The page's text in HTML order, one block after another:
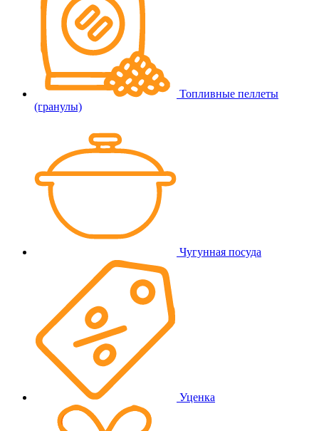
Топливные пеллеты
(гранулы)
Чугунная посуда
Уценка